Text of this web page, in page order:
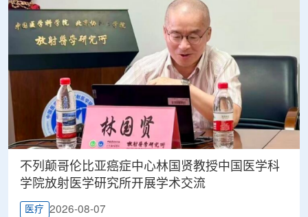
不列颠哥伦比亚癌症中心林国贤教授中国医学科
学院放射医学研究所开展学术交流
医疗 2026-08-07